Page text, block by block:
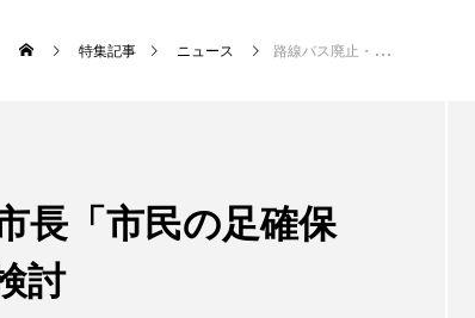
特集記事 ニュース 路線バス廃止・減便 内田市長「市民の足確保へ」ライドシェアも積極検討
長「市民の足確保
討